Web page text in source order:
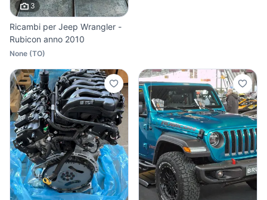
3
Ricambi per Jeep Wrangler -
Rubicon anno 2010
None (TO)